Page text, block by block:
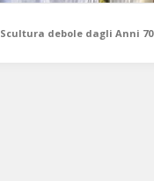
Scultura debole dagli Anni 70